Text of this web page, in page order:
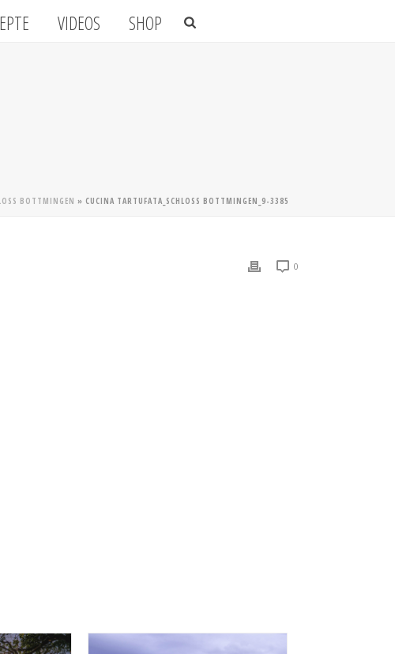
VIDEOS SHOP
BOTTMINGEN » CUCINA TARTUFATA_SCHLOSS BOTTMINGEN_9-3385
0